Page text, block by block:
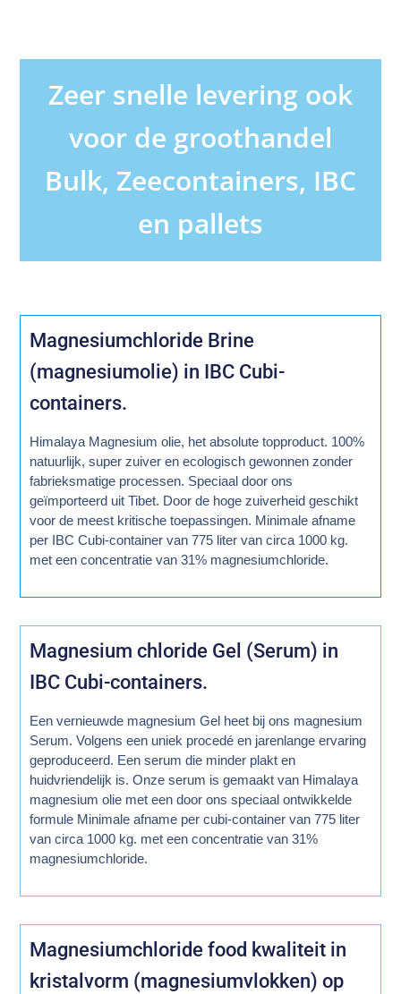
Zeer snelle levering ook
voor de groothandel
Bulk, Zeecontainers, IBC
en pallets
Magnesiumchloride Brine
(magnesiumolie) in IBC Cubi-
containers.
Himalaya Magnesium olie, het absolute topproduct. 100%
natuurlijk, super zuiver en ecologisch gewonnen zonder
fabrieksmatige processen. Speciaal door ons
geïmporteerd uit Tibet. Door de hoge zuiverheid geschikt
voor de meest kritische toepassingen. Minimale afname
per IBC Cubi-container van 775 liter van circa 1000 kg.
met een concentratie van 31% magnesiumchloride.
Magnesium chloride Gel (Serum) in
IBC Cubi-containers.
Een vernieuwde magnesium Gel heet bij ons magnesium
Serum. Volgens een uniek procedé en jarenlange ervaring
geproduceerd. Een serum die minder plakt en
huidvriendelijk is. Onze serum is gemaakt van Himalaya
magnesium olie met een door ons speciaal ontwikkelde
formule Minimale afname per cubi-container van 775 liter
van circa 1000 kg. met een concentratie van 31%
magnesiumchloride.
Magnesiumchloride food kwaliteit in
kristalvorm (magnesiumvlokken) op